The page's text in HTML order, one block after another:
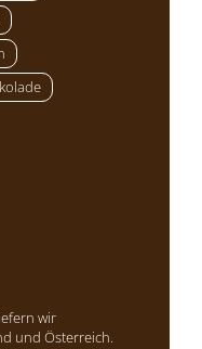
wir
und Österreich.